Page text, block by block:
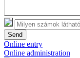
Send
Online entry
Online administration